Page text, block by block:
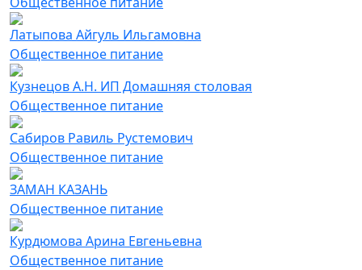
Латыпова Айгуль Ильгамовна
Общественное питание
Кузнецов А.Н. ИП Домашняя столовая
Общественное питание
Сабиров Равиль Рустемович
Общественное питание
ЗАМАН КАЗАНЬ
Общественное питание
Курдюмова Арина Евгеньевна
Общественное питание